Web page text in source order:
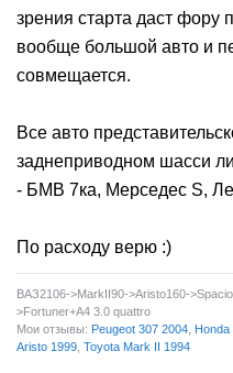
зрения старта даст фору
вообще большой авто и
совмещается.
Все авто
заднеприводном шасси
- БМВ 7ка, Мерседес S,
По расходу верю :)
ВАЗ2106->MarkII90->Aristo160-
>Fortuner+A4 3.0 quattro
Мои отзывы: Peugeot 307 2004 Honda
Aristo 1999 Toyota Mark II 1994